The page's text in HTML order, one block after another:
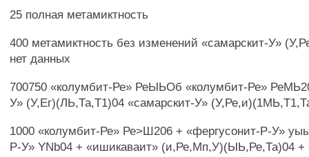
25 полная метамиктность
400 метамиктность без изменений «самарскит-У»
нет данных
700750 «колумбит-Ре» РеЫЬОб «колумбит-Ре»
У» (У,Ег)(ЛЬ,Та,Т1)04 «самарскит-У»
1000 «колумбит-Ре» Ре>Ш206 + «фергусонит-Р-У»
Р-У» YNb04 + «ишикаваит» (и,Ре,Мп,У)(ЫЬ,Ре,Та)04 +